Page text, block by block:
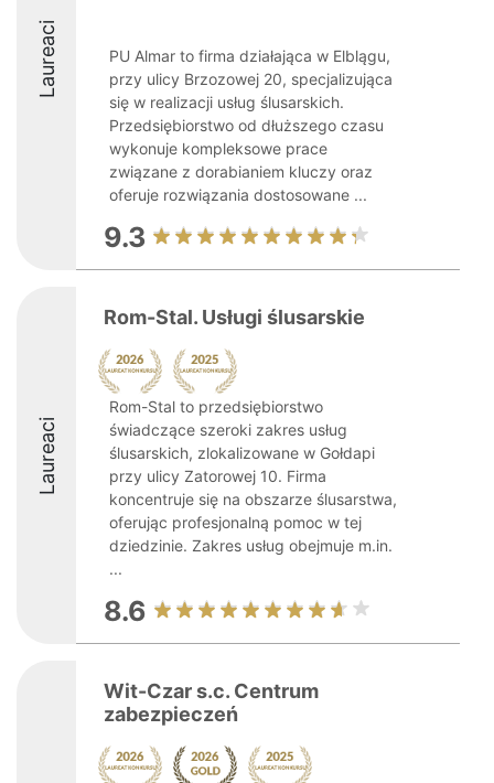
Laureaci
PU Almar to firma działająca w Elblągu,
przy ulicy Brzozowej 20, specjalizująca
się w realizacji usług ślusarskich.
Przedsiębiorstwo od dłuższego czasu
wykonuje kompleksowe prace
związane z dorabianiem kluczy oraz
oferuje rozwiązania dostosowane ...
9.3
Laureaci
Rom-Stal. Usługi ślusarskie
Rom-Stal to przedsiębiorstwo
świadczące szeroki zakres usług
ślusarskich, zlokalizowane w Gołdapi
przy ulicy Zatorowej 10. Firma
koncentruje się na obszarze ślusarstwa,
oferując profesjonalną pomoc w tej
dziedzinie. Zakres usług obejmuje m.in.
...
8.6
Wit-Czar s.c. Centrum
zabezpieczeń